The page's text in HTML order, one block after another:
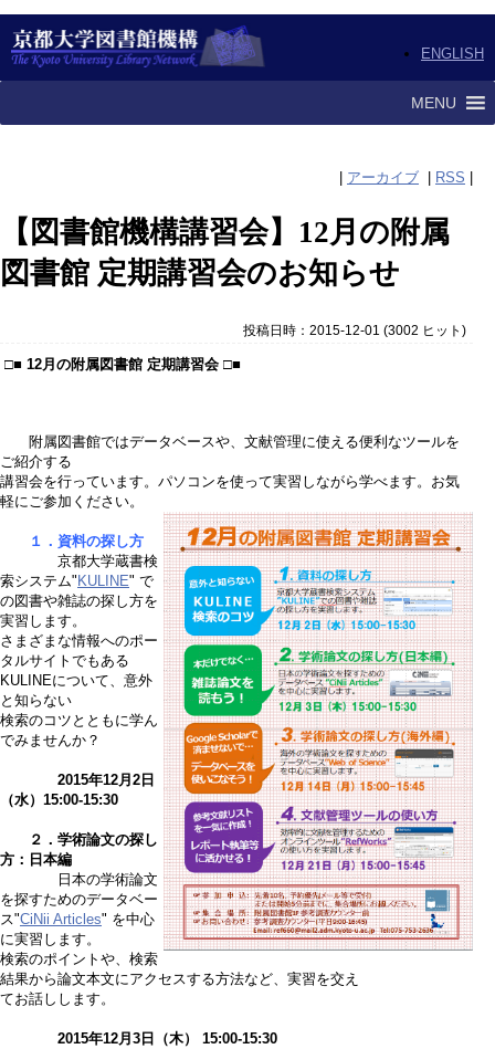
ENGLISH
MENU
アーカイブ RSS
【図書館機構講習会】12月の附属
図書館 定期講習会のお知らせ
投稿日時：2015-12-01 (3002 ヒット )
□■ 12月の附属図書館 定期講習会 □■
附属図書館ではデータベースや、文献管理に使える便利なツールを
ご紹介する
講習会を行っています。パソコンを使って実習しながら学べます。お気
軽にご参加ください。
１．資料の探し方
京都大学蔵書検
索システム" KULINE" で
の図書や雑誌の探し方を
実習します。
さまざまな情報へのポー
タルサイトでもある
KULINEについて、意外
と知らない
検索のコツとともに学ん
でみませんか？
2015年12月2日
（水）15:00-15:30
２．学術論文の探し
方：日本編
日本の学術論文
を探すためのデータベー
ス"CiNii Articles" を中心
に実習します。
検索のポイントや、検索
結果から論文本文にアクセスする方法など、実習を交え
てお話しします。
2015年12月3日（木） 15:00-15:30